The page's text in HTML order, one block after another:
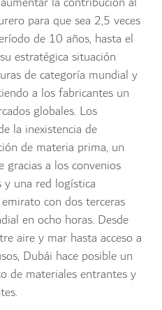
para que sea 2,5 veces
de 10 años, hasta el
estratégica situación
de categoría mundial y
a los fabricantes un
globales. Los
la inexistencia de
de materia prima, un
gracias a los convenios
y una red logística
con dos terceras
en ocho horas. Desde
aire y mar hasta acceso a
Dubái hace posible un
de materiales entrantes y